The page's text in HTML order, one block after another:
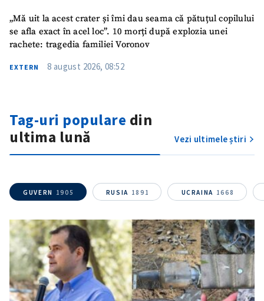
„Mă uit la acest crater și îmi dau seama că pătuțul copilului
se afla exact în acel loc”. 10 morți după explozia unei
rachete: tragedia familiei Voronov
EXTERN 8 august 2026, 08:52
Tag-uri populare din
ultima lună
Vezi ultimele știri
GUVERN 1905 RUSIA 1891 UCRAINA 1668
Email+ Emailul meu
Telefon
+ Telefon personal
TRIMITE ȘTIREA